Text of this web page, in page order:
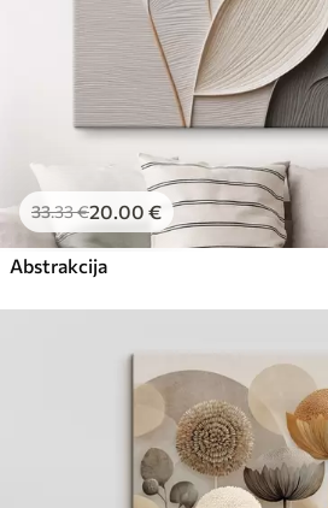
33.33€20.00 €
Abstrakcija